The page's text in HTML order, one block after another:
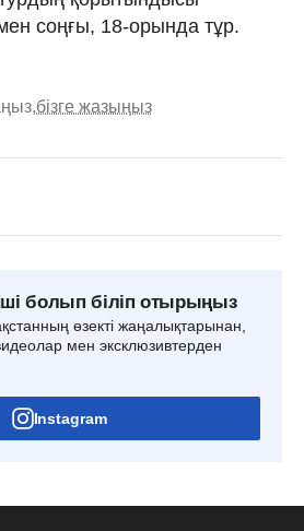
соңғы, 18-орында тұр.
бізге жазыңыз
болып біліп отырыңыз
өзекті жаңалықтарынан,
мен эксклюзивтерден
Instagram